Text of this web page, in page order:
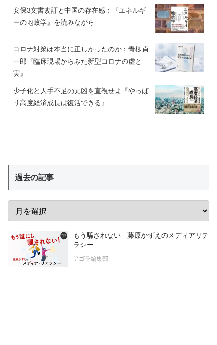
安保3文書改訂と中国の存在感：『エネルギ
ーの地政学』を読みながら
コロナ対策は本当に正しかったのか：青柳貞
一郎『臨床現場からみた新型コロナの虚と
実』
少子化と人手不足の元凶を直視せよ『やっぱ
り高度経済成長は復活できる』
過去の記事
もう騙されない 藤原かずえのメディアリテ
ラシー
アゴラ編集部